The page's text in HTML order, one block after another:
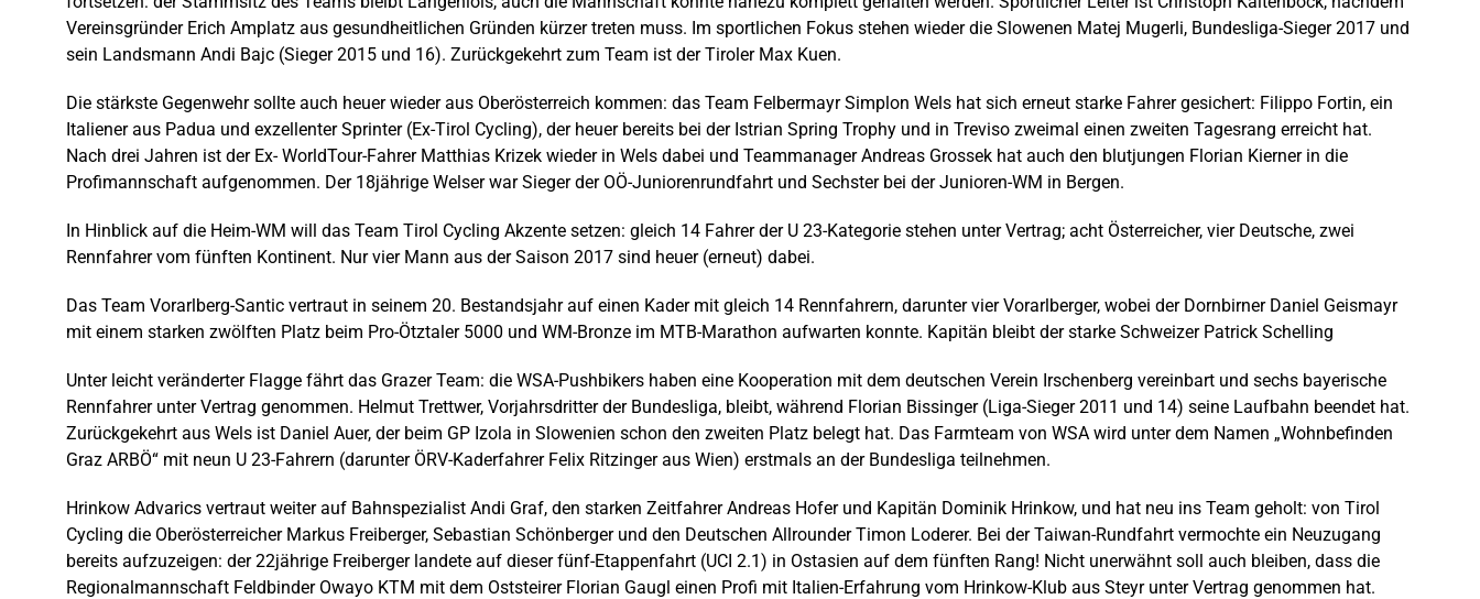
Vereinsgründer Erich Amplatz aus gesundheitlichen Gründen kürzer treten muss. Im sportlichen Fokus stehen wieder die Slowenen Matej Mugerli, Bundesliga-Sieger 2017 und
sein Landsmann Andi Bajc (Sieger 2015 und 16). Zurückgekehrt zum Team ist der Tiroler Max Kuen.
Die stärkste Gegenwehr sollte auch heuer wieder aus Oberösterreich kommen: das Team Felbermayr Simplon Wels hat sich erneut starke Fahrer gesichert: Filippo Fortin, ein
Italiener aus Padua und exzellenter Sprinter (Ex-Tirol Cycling), der heuer bereits bei der Istrian Spring Trophy und in Treviso zweimal einen zweiten Tagesrang erreicht hat.
Nach drei Jahren ist der Ex- WorldTour-Fahrer Matthias Krizek wieder in Wels dabei und Teammanager Andreas Grossek hat auch den blutjungen Florian Kierner in die
Profimannschaft aufgenommen. Der 18jährige Welser war Sieger der OÖ-Juniorenrundfahrt und Sechster bei der Junioren-WM in Bergen.
In Hinblick auf die Heim-WM will das Team Tirol Cycling Akzente setzen: gleich 14 Fahrer der U 23-Kategorie stehen unter Vertrag; acht Österreicher, vier Deutsche, zwei
Rennfahrer vom fünften Kontinent. Nur vier Mann aus der Saison 2017 sind heuer (erneut) dabei.
Das Team Vorarlberg-Santic vertraut in seinem 20. Bestandsjahr auf einen Kader mit gleich 14 Rennfahrern, darunter vier Vorarlberger, wobei der Dornbirner Daniel Geismayr
mit einem starken zwölften Platz beim Pro-Ötztaler 5000 und WM-Bronze im MTB-Marathon aufwarten konnte. Kapitän bleibt der starke Schweizer Patrick Schelling
Unter leicht veränderter Flagge fährt das Grazer Team: die WSA-Pushbikers haben eine Kooperation mit dem deutschen Verein Irschenberg vereinbart und sechs bayerische
Rennfahrer unter Vertrag genommen. Helmut Trettwer, Vorjahrsdritter der Bundesliga, bleibt, während Florian Bissinger (Liga-Sieger 2011 und 14) seine Laufbahn beendet hat.
Zurückgekehrt aus Wels ist Daniel Auer, der beim GP Izola in Slowenien schon den zweiten Platz belegt hat. Das Farmteam von WSA wird unter dem Namen „Wohnbefinden
Graz ARBÖ“ mit neun U 23-Fahrern (darunter ÖRV-Kaderfahrer Felix Ritzinger aus Wien) erstmals an der Bundesliga teilnehmen.
Hrinkow Advarics vertraut weiter auf Bahnspezialist Andi Graf, den starken Zeitfahrer Andreas Hofer und Kapitän Dominik Hrinkow, und hat neu ins Team geholt: von Tirol
Cycling die Oberösterreicher Markus Freiberger, Sebastian Schönberger und den Deutschen Allrounder Timon Loderer. Bei der Taiwan-Rundfahrt vermochte ein Neuzugang
bereits aufzuzeigen: der 22jährige Freiberger landete auf dieser fünf-Etappenfahrt (UCI 2.1) in Ostasien auf dem fünften Rang! Nicht unerwähnt soll auch bleiben, dass die
Regionalmannschaft Feldbinder Owayo KTM mit dem Oststeirer Florian Gaugl einen Profi mit Italien-Erfahrung vom Hrinkow-Klub aus Steyr unter Vertrag genommen hat.